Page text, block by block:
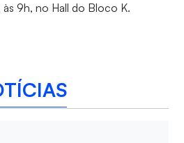
às 9h, no Hall do Bloco K.